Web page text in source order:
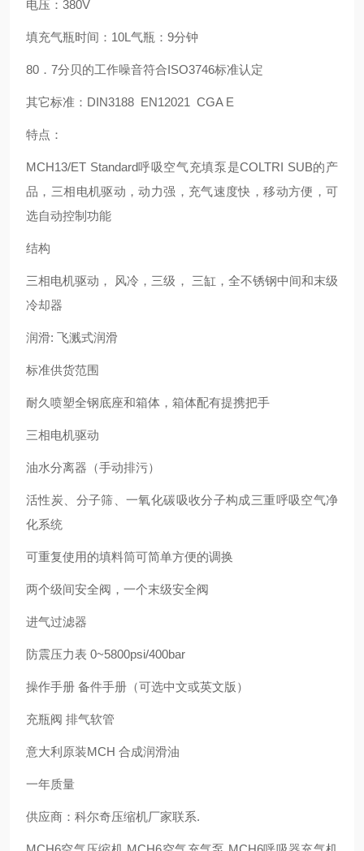
电压：380V
填充气瓶时间：10L气瓶：9分钟
80．7分贝的工作噪音符合ISO3746标准认定
其它标准：DIN3188 EN12021 CGA E
特点：
MCH13/ET Standard呼吸空气充填泵是COLTRI SUB的产
品，三相电机驱动，动力强，充气速度快，移动方便，可
选自动控制功能
结构
三相电机驱动， 风冷，三级， 三缸，全不锈钢中间和末级
冷却器
润滑: 飞溅式润滑
标准供货范围
耐久喷塑全钢底座和箱体，箱体配有提携把手
三相电机驱动
油水分离器（手动排污）
活性炭、分子筛、一氧化碳吸收分子构成三重呼吸空气净
化系统
可重复使用的填料筒可简单方便的调换
两个级间安全阀，一个末级安全阀
进气过滤器
防震压力表 0~5800psi/400bar
操作手册 备件手册（可选中文或英文版）
充瓶阀 排气软管
意大利原装MCH 合成润滑油
一年质量
供应商：科尔奇压缩机厂家联系.